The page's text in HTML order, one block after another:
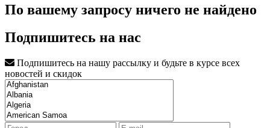
По вашему запросу ничего не найдено
Подпишитесь на нас
Подпишитесь на нашу рассылку и будьте в курсе всех
новостей и скидок